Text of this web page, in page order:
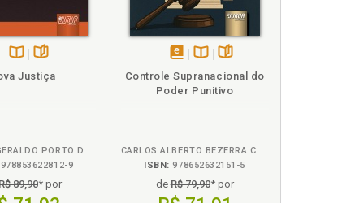
individuais, p. 82
Justiça
MARCIUS GERALDO PORTO DE OLIVEIRA
978853622812-9
89,90* por
em
na
Controle Supranacional do
Poder Punitivo
CARLOS ALBERTO BEZERRA CHAGAS
ISBN: 978652632151-5
deR$ 79,90* por